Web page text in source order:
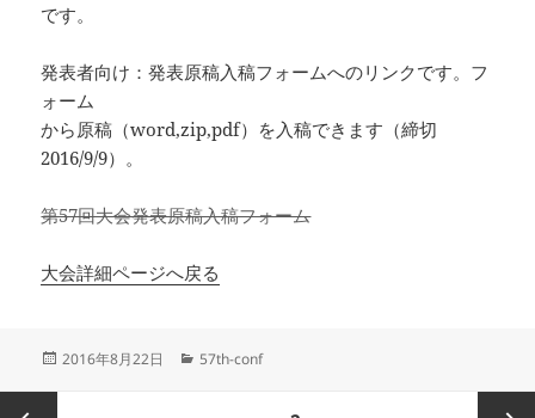
です。
発表者向け：発表原稿入稿フォームへのリンクです。フ
ォーム
から原稿（word,zip,pdf）を入稿できます（締切
2016/9/9）。
第57回大会発表原稿入稿フォーム
大会詳細ページへ戻る
投
2016年8月22日
カ
57th-conf